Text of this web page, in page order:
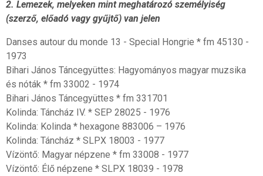
2. Lemezek, melyeken mint meghatározó személyiség
(szerző, előadó vagy gyűjtő) van jelen
Danses autour du monde 13 - Special Hongrie * fm 45130 -
1973
Bihari János Táncegyüttes: Hagyományos magyar muzsika
és nóták * fm 33002 - 1974
Bihari János Táncegyüttes * fm 331701
Kolinda: Táncház IV. * SEP 28025 - 1976
Kolinda: Kolinda * hexagone 883006 – 1976
Kolinda: Táncház * SLPX 18003 - 1977
Vízöntő: Magyar népzene * fm 33008 - 1977
Vízöntő: Élő népzene * SLPX 18039 - 1978